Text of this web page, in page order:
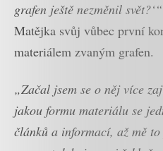
grafen ještě nezměnil svět?‘“
Matějka svůj vůbec první
materiálem zvaným grafen.
„Začal jsem se o něj více
jakou formu materiálu se
článků a informací, až mě